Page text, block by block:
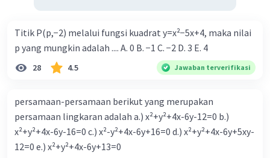
Titik P(p,−2) melalui fungsi kuadrat y=x²−5x+4, maka nilai
p yang mungkin adalah .... A. 0 B. −1 C. −2 D. 3 E. 4
28 4.5 Jawaban terverifikasi
persamaan-persamaan berikut yang merupakan
persamaan lingkaran adalah a.) x²+y²+4x-6y-12=0 b.)
x²+y²+4x-6y-16=0 c.) x²-y²+4x-6y+16=0 d.) x²+y²+4x-6y+5xy-
12=0 e.) x²+y²+4x-6y+13=0